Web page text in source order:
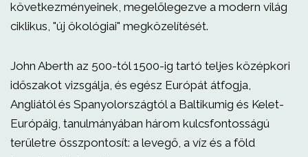
következményeinek, megelőlegezve a modern világ
ciklikus, "új ökológiai" megközelítését.
John Aberth az 500-tól 1500-ig tartó teljes középkori
időszakot vizsgálja, és egész Európát átfogja,
Angliától és Spanyolországtól a Baltikumig és Kelet-
Európáig, tanulmányában három kulcsfontosságú
területre összpontosít: a levegő, a víz és a föld